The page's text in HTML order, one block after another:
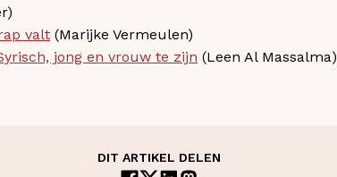
valt (Marijke Vermeulen)
jong en vrouw te zijn (Leen Al Massalma)
DIT ARTIKEL DELEN